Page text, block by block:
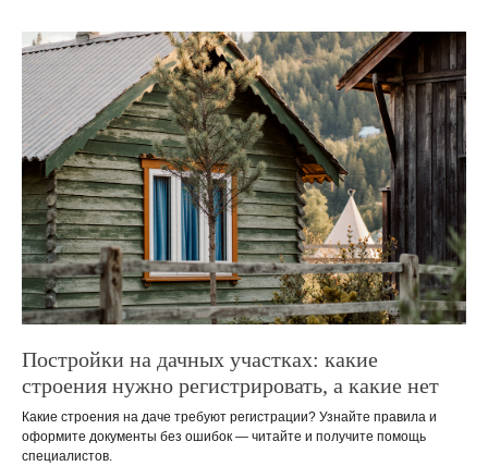
Постройки на дачных участках: какие
строения нужно регистрировать, а какие нет
Какие строения на даче требуют регистрации? Узнайте правила и
оформите документы без ошибок — читайте и получите помощь
специалистов.